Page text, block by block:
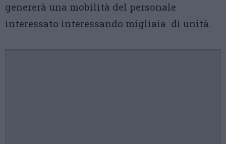
genererà una mobilità del personale
interessato interessando migliaia di unità.